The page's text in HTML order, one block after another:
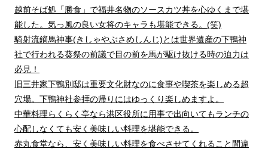
越前そば処「勝食」で福井名物のソースカツ丼を心ゆくまで堪
能した。気っ風の良い女将のキャラも堪能できる。(笑)
騎射流鏑馬神事(きしゃやぶさめしんじ)とは世界遺産の下鴨神
社で行われる葵祭の前議で目の前を馬が駆け抜ける時の迫力は
必見！
旧三井家下鴨別邸は重要文化財なのに食事や喫茶を楽しめる超
穴場。下鴨神社参拝の帰りにはゆっくり楽しめますよ。
中華料理らくらく亭なら港区役所に用事で出向いてもランチの
心配しなくても安く美味しい料理を堪能できる。
赤丸食堂なら、安く美味しい料理を食べさせてくれること間違